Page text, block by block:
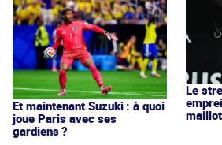
Et maintenant Suzuki : à quoi
joue Paris avec ses
gardiens ?
Le